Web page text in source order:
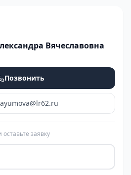
Вячеславовна
Позвонить
оставьте заявку